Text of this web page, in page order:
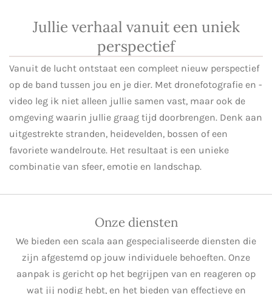
Jullie verhaal vanuit een uniek
perspectief
Vanuit de lucht ontstaat een compleet nieuw perspectief
op de band tussen jou en je dier. Met dronefotografie en -
video leg ik niet alleen jullie samen vast, maar ook de
omgeving waarin jullie graag tijd doorbrengen. Denk aan
uitgestrekte stranden, heidevelden, bossen of een
favoriete wandelroute. Het resultaat is een unieke
combinatie van sfeer, emotie en landschap.
Onze diensten
We bieden een scala aan gespecialiseerde diensten die
zijn afgestemd op jouw individuele behoeften. Onze
aanpak is gericht op het begrijpen van en reageren op
wat jij nodig hebt, en het bieden van effectieve en